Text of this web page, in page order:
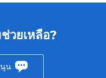
วยเหลือ?
น